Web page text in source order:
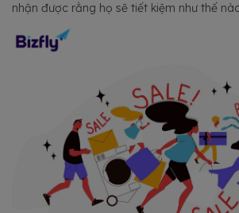
nhận được rằng họ sẽ tiết kiệm như thế